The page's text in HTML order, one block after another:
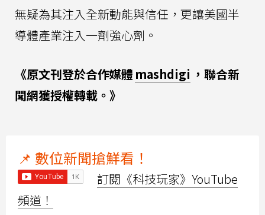
無疑為其注入全新動能與信任，更讓美國半
導體產業注入一劑強心劑。
《原文刊登於合作媒體 mashdigi ，聯合新
聞網獲授權轉載。》
📌 數位新聞搶鮮看！
訂閱《科技玩家》YouTube
頻道！